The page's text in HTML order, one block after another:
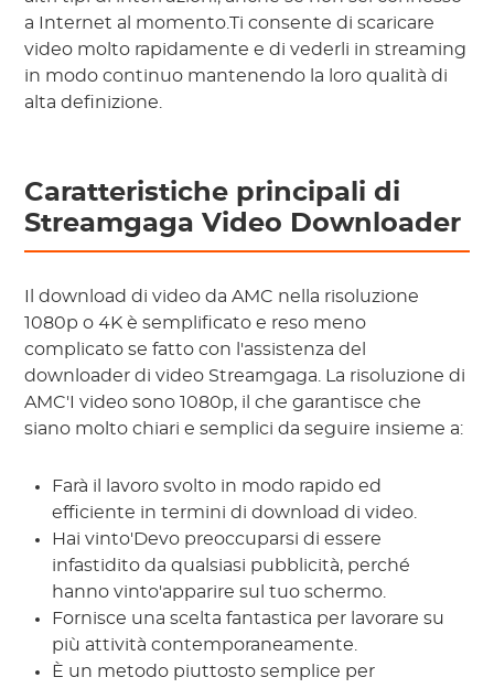
a Internet al momento.Ti consente di scaricare
video molto rapidamente e di vederli in streaming
in modo continuo mantenendo la loro qualità di
alta definizione.
Caratteristiche principali di
Streamgaga Video Downloader
Il download di video da AMC nella risoluzione
1080p o 4K è semplificato e reso meno
complicato se fatto con l'assistenza del
downloader di video Streamgaga. La risoluzione di
AMC'I video sono 1080p, il che garantisce che
siano molto chiari e semplici da seguire insieme a:
Farà il lavoro svolto in modo rapido ed
efficiente in termini di download di video.
Hai vinto'Devo preoccuparsi di essere
infastidito da qualsiasi pubblicità, perché
hanno vinto'apparire sul tuo schermo.
Fornisce una scelta fantastica per lavorare su
più attività contemporaneamente.
È un metodo piuttosto semplice per